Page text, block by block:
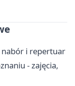
nabór i repertuar
- zajęcia,